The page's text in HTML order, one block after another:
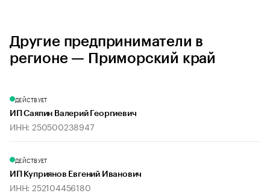
Другие предприниматели в
регионе — Приморский край
ДЕЙСТВУЕТ
ИП Саяпин Валерий Георгиевич
ИНН: 250500238947
ДЕЙСТВУЕТ
ИП Куприянов Евгений Иванович
ИНН: 252104456180